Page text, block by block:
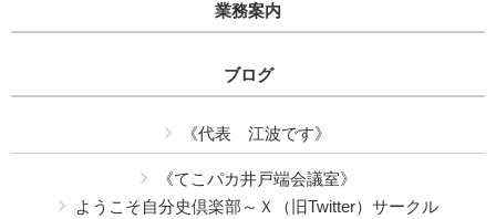
業務案内
ブログ
《代表 江波です》
《てこパカ井戸端会議室》
ようこそ自分史倶楽部～Ｘ（旧Twitter）サークル